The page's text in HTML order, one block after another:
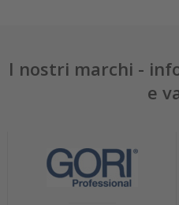
I nostri marchi -
e